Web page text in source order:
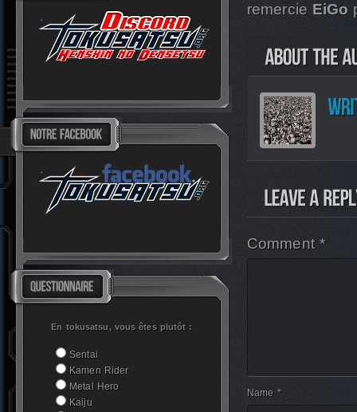
En tokusatsu, vous êtes plutôt :
Sentai
Kamen Rider
Metal Hero
Kaiju
remercie EiGo
Comment *
Name *